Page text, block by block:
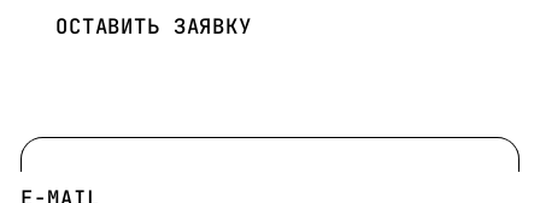
ОСТАВИТЬ ЗАЯВКУ